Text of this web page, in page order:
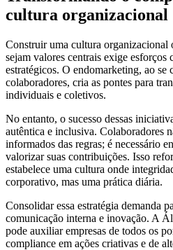
cultura organizacional
Construir uma cultura organizacional
sejam valores centrais exige esforços
estratégicos. O endomarketing, ao se
colaboradores, cria as pontes para
individuais e coletivos.
No entanto, o sucesso dessas
autêntica e inclusiva. Colaboradores
informados das regras; é necessário
valorizar suas contribuições. Isso
estabelece uma cultura onde
corporativo, mas uma prática diária.
Consolidar essa estratégia demanda
comunicação interna e inovação. A
pode auxiliar empresas de todos os
compliance em ações criativas e de